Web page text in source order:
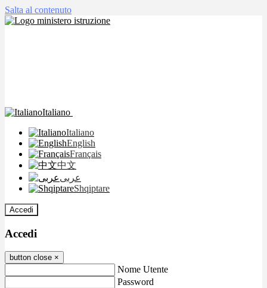
Salta al contenuto
Italiano
Italiano
English
Français
中文
عربى
Shqiptare
Accedi
Accedi
button close ×
Nome Utente
Password